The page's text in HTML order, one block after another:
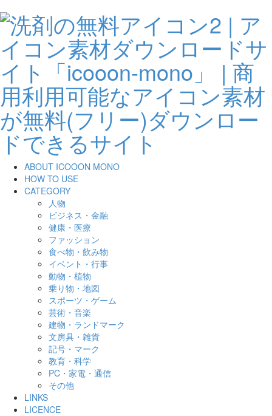
ABOUT ICOOON MONO
HOW TO USE
CATEGORY
人物
ビジネス・金融
健康・医療
ファッション
食べ物・飲み物
イベント・行事
動物・植物
乗り物・地図
スポーツ・ゲーム
芸術・音楽
建物・ランドマーク
文房具・雑貨
記号・マーク
教育・科学
PC・家電・通信
その他
LINKS
LICENCE